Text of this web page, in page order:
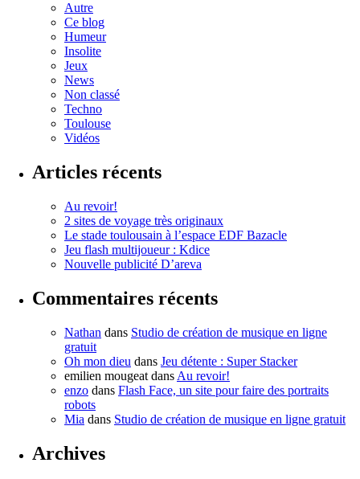
Autre
Ce blog
Humeur
Insolite
Jeux
News
Non classé
Techno
Toulouse
Vidéos
Articles récents
Au revoir!
2 sites de voyage très originaux
Le stade toulousain à l’espace EDF Bazacle
Jeu flash multijoueur : Kdice
Nouvelle publicité D’areva
Commentaires récents
Nathan dans Studio de création de musique en ligne
gratuit
Oh mon dieu dans Jeu détente : Super Stacker
emilien mougeat dans Au revoir!
enzo dans Flash Face, un site pour faire des portraits
robots
Mia dans Studio de création de musique en ligne gratuit
Archives